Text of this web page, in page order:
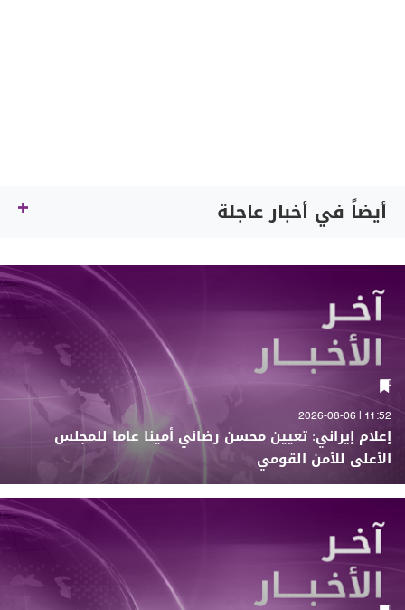
أيضاً في أخبار عاجلة
11:52 | 2026-08-06
إعلام إيراني: تعيين محسن رضائي أمينا عاما للمجلس
الأعلى للأمن القومي